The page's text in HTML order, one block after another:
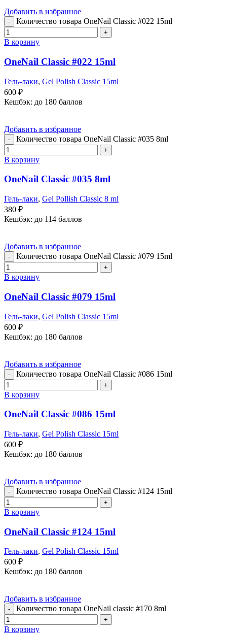
Добавить в избранное
Количество товара OneNail Classic #022 15ml
В корзину
OneNail Classic #022 15ml
Гель-лаки, Gel Polish Classic 15ml
600 ₽
Кешбэк: до 180 баллов
Добавить в избранное
Количество товара OneNail Classic #035 8ml
В корзину
OneNail Classic #035 8ml
Гель-лаки, Gel Pollish Classic 8 ml
380 ₽
Кешбэк: до 114 баллов
Добавить в избранное
Количество товара OneNail Classic #079 15ml
В корзину
OneNail Classic #079 15ml
Гель-лаки, Gel Polish Classic 15ml
600 ₽
Кешбэк: до 180 баллов
Добавить в избранное
Количество товара OneNail Classic #086 15ml
В корзину
OneNail Classic #086 15ml
Гель-лаки, Gel Polish Classic 15ml
600 ₽
Кешбэк: до 180 баллов
Добавить в избранное
Количество товара OneNail Classic #124 15ml
В корзину
OneNail Classic #124 15ml
Гель-лаки, Gel Polish Classic 15ml
600 ₽
Кешбэк: до 180 баллов
Добавить в избранное
Количество товара OneNail classic #170 8ml
В корзину